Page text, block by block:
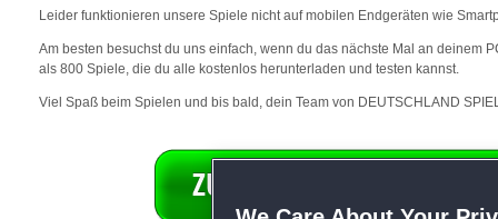
Leider funktionieren unsere Spiele nicht auf mobilen Endgeräten wie
Am besten besuchst du uns einfach, wenn du das nächste Mal an deinem
als 800 Spiele, die du alle kostenlos herunterladen und testen kannst.
Viel Spaß beim Spielen und bis bald, dein Team von DEUTSCHLAND